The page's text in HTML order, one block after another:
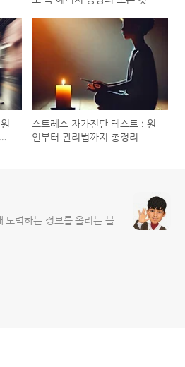
스트레스 자가진단 테스트 : 원
인부터 관리법까지 총정리
노력하는 정보를 올리는 블